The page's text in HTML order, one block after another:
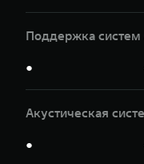
Поддержка систем
●
Акустическая
●